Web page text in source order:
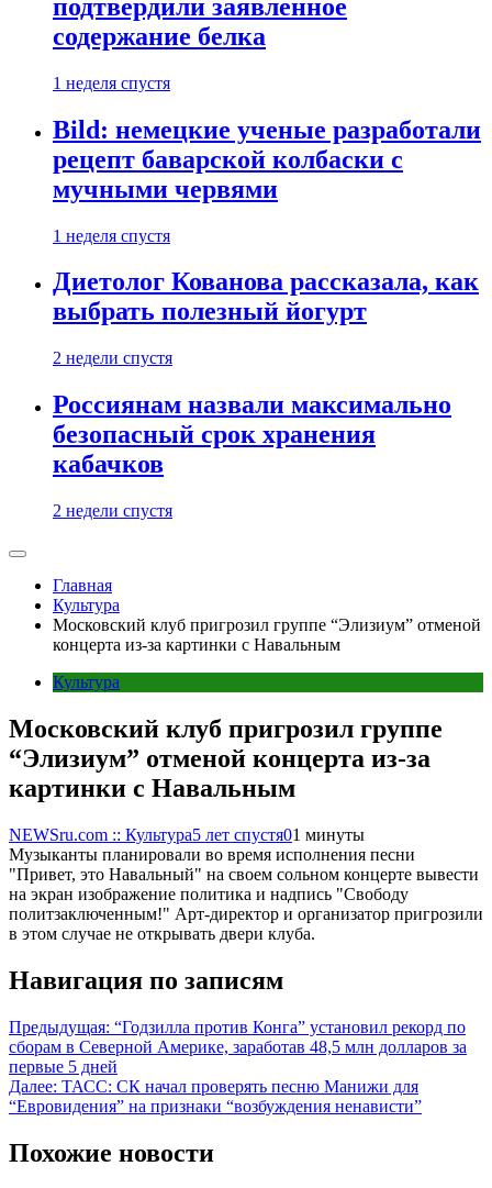
подтвердили заявленное
содержание белка
1 неделя спустя
Bild: немецкие ученые разработали
рецепт баварской колбаски с
мучными червями
1 неделя спустя
Диетолог Кованова рассказала, как
выбрать полезный йогурт
2 недели спустя
Россиянам назвали максимально
безопасный срок хранения
кабачков
2 недели спустя
Главная
Культура
Московский клуб пригрозил группе “Элизиум” отменой
концерта из-за картинки с Навальным
Культура
Московский клуб пригрозил группе
“Элизиум” отменой концерта из-за
картинки с Навальным
NEWSru.com :: Культура5 лет спустя01 минуты
Музыканты планировали во время исполнения песни
"Привет, это Навальный" на своем сольном концерте вывести
на экран изображение политика и надпись "Свободу
политзаключенным!" Арт-директор и организатор пригрозили
в этом случае не открывать двери клуба.
Навигация по записям
Предыдущая: “Годзилла против Конга” установил рекорд по
сборам в Северной Америке, заработав 48,5 млн долларов за
первые 5 дней
Далее: ТАСС: СК начал проверять песню Манижи для
“Евровидения” на признаки “возбуждения ненависти”
Похожие новости